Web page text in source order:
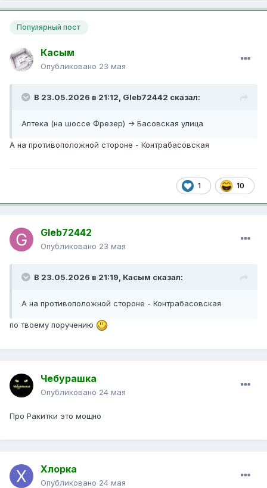
Популярный пост
Касым
Опубликовано 23 мая
В 23.05.2026 в 21:12, Gleb72442 сказал:
Аптека (на шоссе Фрезер) -> Басовская улица
А на противоположной стороне - Контрабасовская
1 10
Gleb72442
Опубликовано 23 мая
В 23.05.2026 в 21:19, Касым сказал:
А на противоположной стороне - Контрабасовская
по твоему поручению
Чебурашка
Опубликовано 24 мая
Про Ракитки это мощно
Хлорка
Опубликовано 24 мая